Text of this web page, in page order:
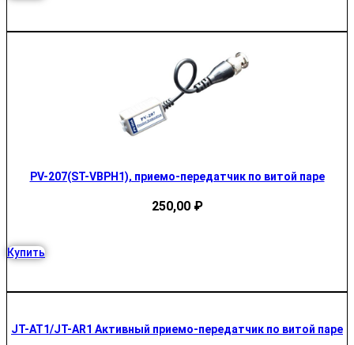
PV-207(ST-VBPH1), приемо-передатчик по витой паре
250,00 ₽
Купить
JT-AT1/JT-AR1 Активный приемо-передатчик по витой паре